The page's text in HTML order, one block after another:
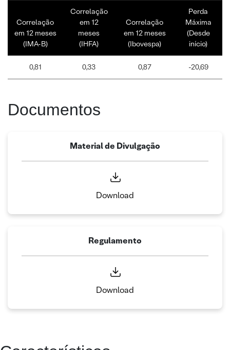
Correlação
em 12 meses
(IMA-B)
Correlação
em 12
meses
(IHFA)
Correlação
em 12 meses
(Ibovespa)
Perda
Máxima
(Desde
início)
0,81 0,33 0,87 -20,69
Documentos
Material de Divulgação
Download
Regulamento
Download